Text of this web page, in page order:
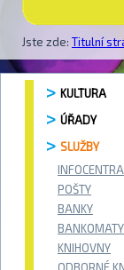
Jste zde: Titulní
KULTURA
ÚŘADY
SLUŽBY
INFOCENTRA
POŠTY
BANKY
BANKOMATY
KNIHOVNY